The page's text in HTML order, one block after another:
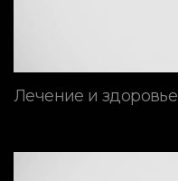
Лечение и здоровье